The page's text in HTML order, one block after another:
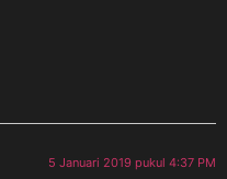
5 Januari 2019 pukul 4:37 PM